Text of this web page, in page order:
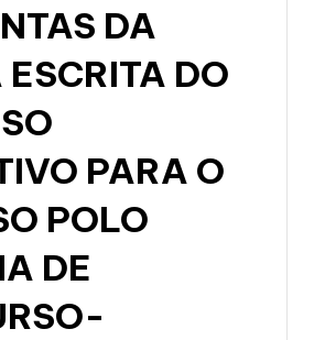
DA
DO
PARA O
POLO
DE